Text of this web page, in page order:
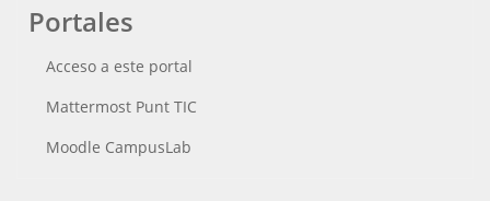
Portales
Acceso a este portal
Mattermost Punt TIC
Moodle CampusLab